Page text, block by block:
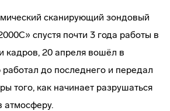
сканирующий зондовый
спустя почти 3 года работы в
кадров, 20 апреля вошёл в
до последнего и передал
того, как начинает разрушаться
атмосферу.